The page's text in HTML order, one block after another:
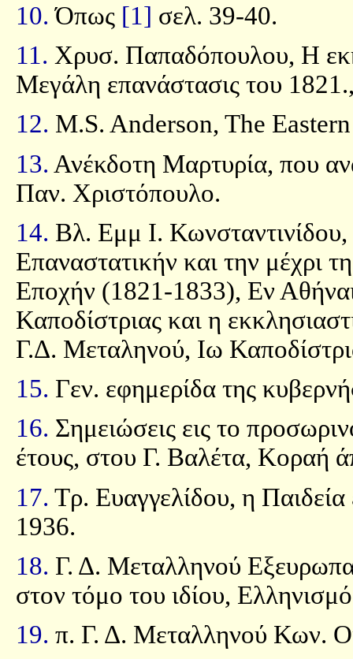
10. Όπως [1] σελ. 39-40.
11. Χρυσ. Παπαδόπουλου, Η
Μεγάλη επανάστασις του
12. M.S. Anderson, The
13. Ανέκδοτη Μαρτυρία, που
Παν. Χριστόπουλο.
14. Βλ. Εμμ Ι.
Επαναστατικήν και την μέχρι
Εποχήν (1821-1833), Εν
Καποδίστριας και η
Γ.Δ. Μεταληνού, Ιω
15. Γεν. εφημερίδα της
16. Σημειώσεις εις το
έτους, στου Γ. Βαλέτα, Κοραή
17. Τρ. Ευαγγελίδου, η Παιδεία
1936.
18. Γ. Δ. Μεταλληνού
στον τόμο του ιδίου,
19. π. Γ. Δ. Μεταλληνού Κων.